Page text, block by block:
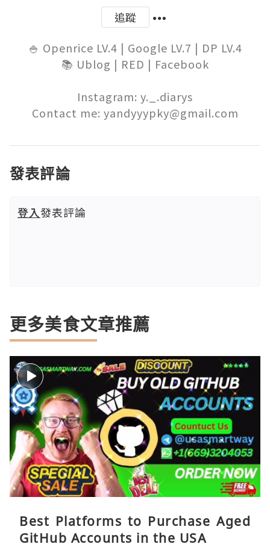
追蹤
🍚 Openrice LV.4 | Google LV.7 | DP LV.4
📚 Ublog | RED | Facebook
Instagram: y._.diarys
Contact me: yandyyypky@gmail.com
發表評論
登入發表評論
更多美食文章推薦
Best Platforms to Purchase Aged
GitHub Accounts in the USA